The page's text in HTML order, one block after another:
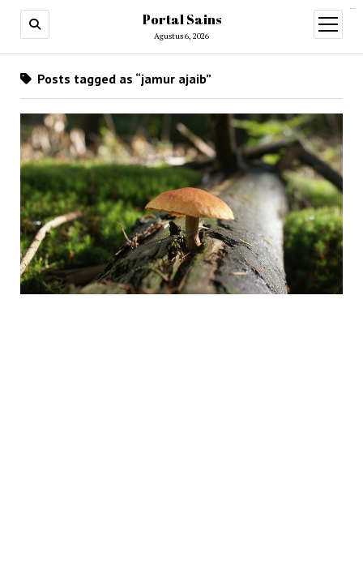
Portal Sains
Agustus 6, 2026
open
menu
Posts tagged as “jamur ajaib”